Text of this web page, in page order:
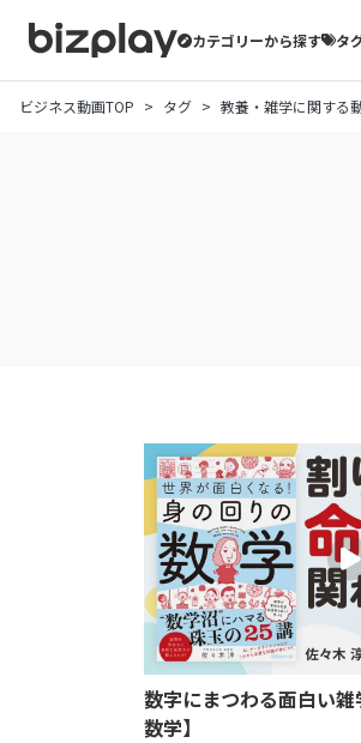
カテゴリーから探す タ
ビジネス動画TOP タグ 教養・雑学に関する
数字にまつわる面白い
数学】